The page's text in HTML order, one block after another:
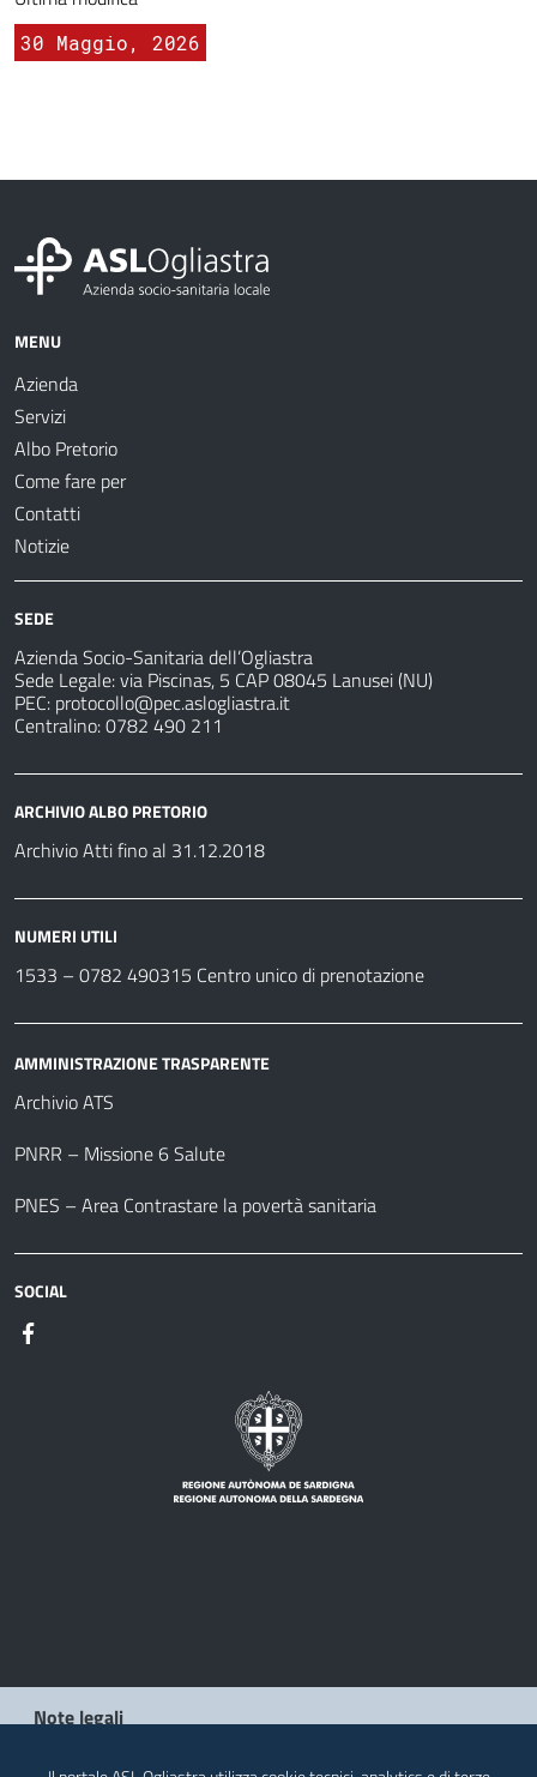
30 Maggio, 2026
MENU
Azienda
Servizi
Albo Pretorio
Come fare per
Contatti
Notizie
SEDE
Azienda Socio-Sanitaria dell’Ogliastra
Sede Legale: via Piscinas, 5 CAP 08045 Lanusei (NU)
PEC: protocollo@pec.aslogliastra.it
Centralino: 0782 490 211
ARCHIVIO ALBO PRETORIO
Archivio Atti fino al 31.12.2018
NUMERI UTILI
1533 – 0782 490315 Centro unico di prenotazione
AMMINISTRAZIONE TRASPARENTE
Archivio ATS
PNRR – Missione 6 Salute
PNES – Area Contrastare la povertà sanitaria
SOCIAL
Note legali